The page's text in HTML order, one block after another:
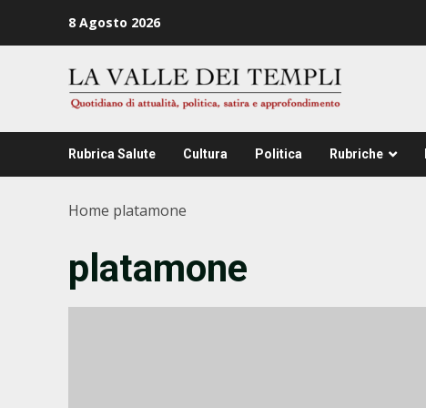
8 Agosto 2026
Rubrica Salute Cultura Politica Rubriche
Home platamone
platamone